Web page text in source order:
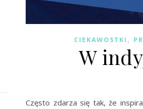
CIEKAWOSTKI ,
W
Często zdarza się tak, że